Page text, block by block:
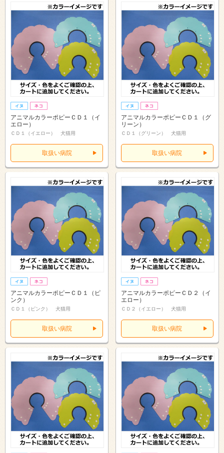
アニマルカラーポピーＣＤ１（イ
エロー）
ＣＤ１（イエロー） 犬猫用
取扱い病院
アニマルカラーポピーＣＤ１（グ
リーン）
ＣＤ１（グリーン） 犬猫用
取扱い病院
アニマルカラーポピーＣＤ１（ピ
ンク）
ＣＤ１（ピンク） 犬猫用
取扱い病院
アニマルカラーポピーＣＤ２（イ
エロー）
ＣＤ２（イエロー） 犬猫用
取扱い病院